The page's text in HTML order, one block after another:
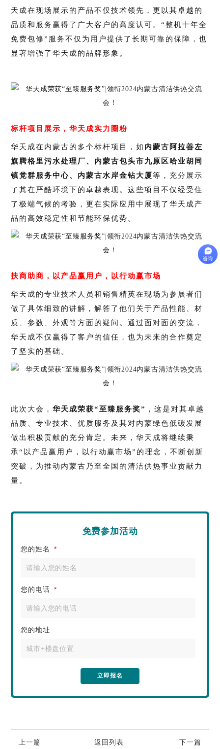
天成在现场展示的产品不仅技术领先，更以其卓越的
品质和服务赢得了广大客户的高度认可。“整机十年全
免费包修”服务不仅为用户提供了长期可靠的保障，也
显著增强了华天成的品牌形象。
标杆项目展示，华天成实力圈粉
华天成在内蒙古的多个标杆项目，如 内蒙古阿拉善左
旗腾格里污水处理厂、内蒙古包头市九原区哈业胡同
镇党群服务中心、内蒙古水岸金钻大厦等，充分展示
了其在严酷环境下的卓越表现。这些项目不仅经受住
了极端气候的考验，更在实际应用中展现了华天成产
品的高效稳定性和节能环保优势。
扶商助商，以产品赢用户，以行动赢市场
华天成的专业技术人员和销售精英在现场为参展者们
做了具体细致的讲解，解答了他们关于产品性能、材
质、参数、外观等方面的疑问。通过面对面的交流，
华天成不仅赢得了客户的信任，也为未来的合作奠定
了坚实的基础。
此次大会，华天成荣获“至臻服务奖” ，这是对其卓越
品质、专业技术、优质服务及其对内蒙绿色低碳发展
做出积极贡献的充分肯定。未来，华天成将继续秉
承“以产品赢用户，以行动赢市场”的理念，不断创新
突破，为推动内蒙古乃至全国的清洁供热事业贡献力
量。
免费参加活动
您的姓名 *
您的电话 *
您的地址
立即报名
上一篇 返回列表 下一篇